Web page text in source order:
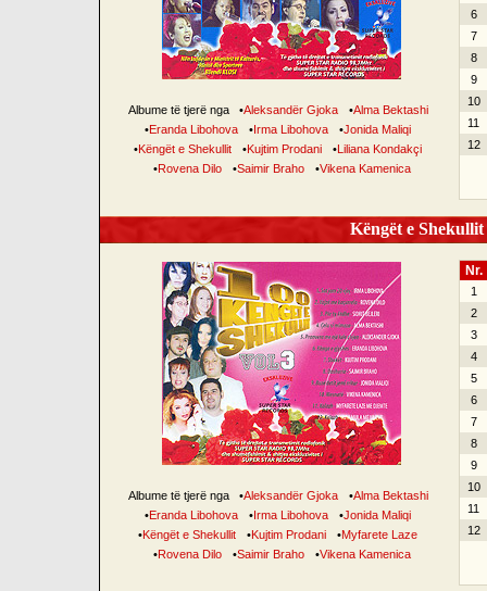
Albume të tjerë nga •Aleksandër Gjoka •Alma Bektashi
•Eranda Libohova •Irma Libohova •Jonida Maliqi
•Këngët e Shekullit •Kujtim Prodani •Liliana Kondakçi
•Rovena Dilo •Saimir Braho •Vikena Kamenica
6
7
8
9
10
11
12
Këngët e
Albume të tjerë nga •Aleksandër Gjoka •Alma Bektashi
•Eranda Libohova •Irma Libohova •Jonida Maliqi
•Këngët e Shekullit •Kujtim Prodani •Myfarete Laze
•Rovena Dilo •Saimir Braho •Vikena Kamenica
Nr.
1
2
3
4
5
6
7
8
9
10
11
12